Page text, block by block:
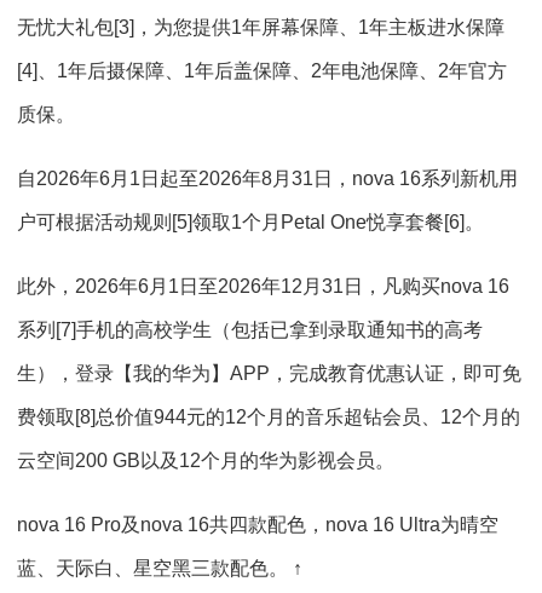
无忧大礼包[3]，为您提供1年屏幕保障、1年主板进水保障
[4]、1年后摄保障、1年后盖保障、2年电池保障、2年官方
质保。
自2026年6月1日起至2026年8月31日，nova 16系列新机用
户可根据活动规则[5]领取1个月Petal One悦享套餐[6]。
此外，2026年6月1日至2026年12月31日，凡购买nova 16
系列[7]手机的高校学生（包括已拿到录取通知书的高考
生），登录【我的华为】APP，完成教育优惠认证，即可免
费领取[8]总价值944元的12个月的音乐超钻会员、12个月的
云空间200 GB以及12个月的华为影视会员。
nova 16 Pro及nova 16共四款配色，nova 16 Ultra为晴空
蓝、天际白、星空黑三款配色。 ↑